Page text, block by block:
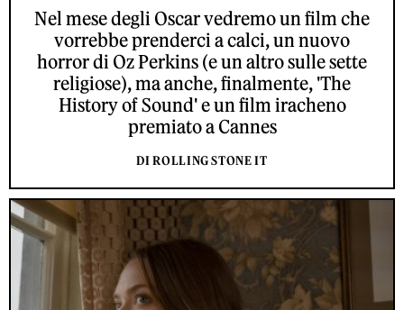
Nel mese degli Oscar vedremo un film che
vorrebbe prenderci a calci, un nuovo
horror di Oz Perkins (e un altro sulle sette
religiose), ma anche, finalmente, 'The
History of Sound' e un film iracheno
premiato a Cannes
DI ROLLING STONE IT